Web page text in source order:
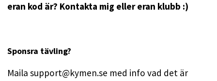
eran kod är? Kontakta mig eller eran klubb :)
Sponsra tävling?
Maila support@kymen.se med info vad det är